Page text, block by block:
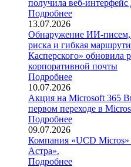
получила веб-
Подробнее
13.07.2026
Обнаружение ИИ-писем,
риска и гибкая
Касперского» обновила
корпоративной почты
Подробнее
10.07.2026
Акция на Microsoft 365
первом переходе в
Подробнее
09.07.2026
Компания «UCD Micros»
Астра».
Подробнее